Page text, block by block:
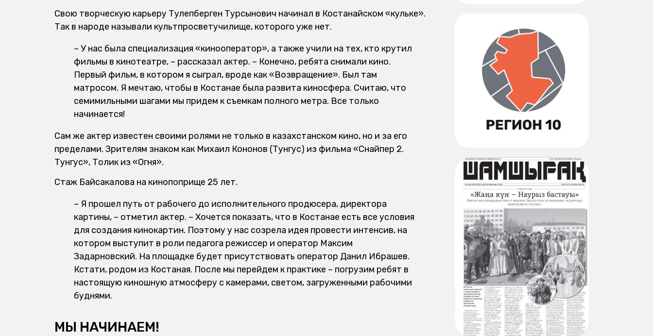
Свою творческую карьеру Тулепберген Турсынович начинал в Костанайском «кульке».
Так в народе называли культпросветучилище, которого уже нет.
– У нас была специализация «кинооператор», а также учили на тех, кто крутил
фильмы в кинотеатре, – рассказал актер. – Конечно, ребята снимали кино.
Первый фильм, в котором я сыграл, вроде как «Возвращение». Был там
матросом. Я мечтаю, чтобы в Костанае была развита киносфера. Считаю, что
семимильными шагами мы придем к съемкам полного метра. Все только
начинается!
Сам же актер известен своими ролями не только в казахстанском кино, но и за его
пределами. Зрителям знаком как Михаил Кононов (Тунгус) из фильма «Снайпер 2.
Тунгус», Толик из «Огня».
Стаж Байсакалова на кинопоприще 25 лет.
– Я прошел путь от рабочего до исполнительного продюсера, директора
картины, – отметил актер. – Хочется показать, что в Костанае есть все условия
для создания кинокартин. Поэтому у нас созрела идея провести интенсив, на
котором выступит в роли педагога режиссер и оператор Максим
Задарновский. На площадке будет присутствовать оператор Данил Ибрашев.
Кстати, родом из Костаная. После мы перей­дем к практике – погрузим ребят в
настоящую киношную атмосферу с камерами, светом, загруженными рабочими
буднями.
МЫ НАЧИНАЕМ!